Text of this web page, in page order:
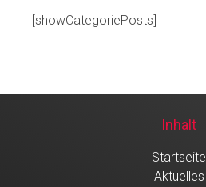
[showCategoriePosts]
Inhalt
Startseite
Aktuelles